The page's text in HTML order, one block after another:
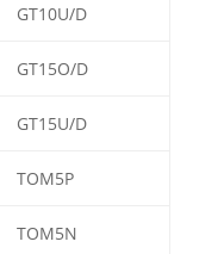
GT10U/D
GT15O/D
GT15U/D
TOM5P
TOM5N